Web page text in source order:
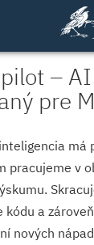
–
pre
má
pracujeme v
kódu a
nových